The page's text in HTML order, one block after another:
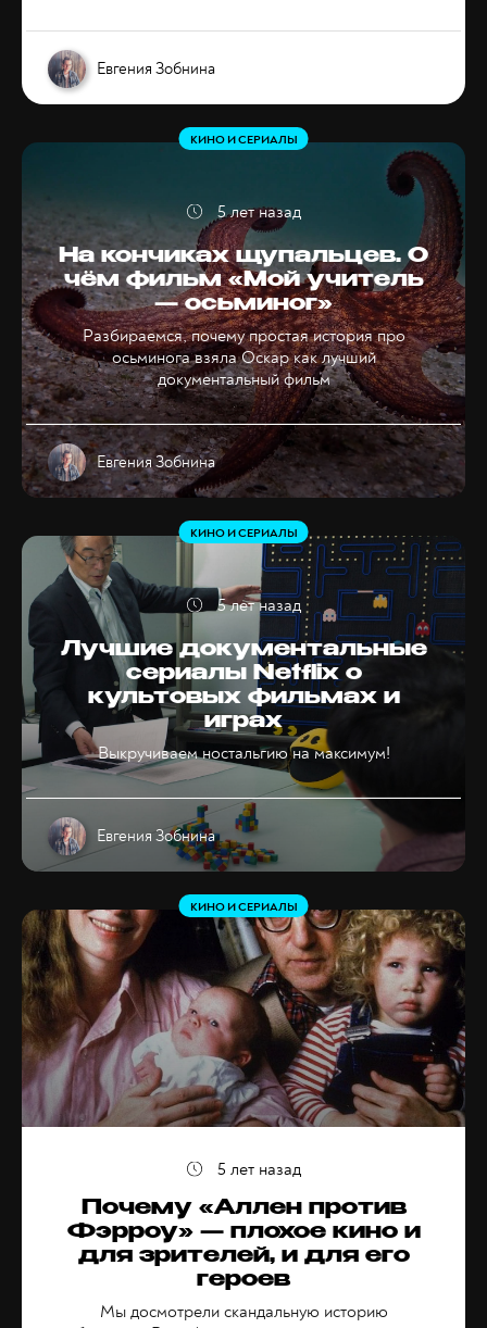
Евгения Зобнина
На кончиках щупальцев. О
чём фильм «Мой учитель
— осьминог»
Разбираемся, почему простая история про
осьминога взяла Оскар как лучший
документальный фильм
КИНО И СЕРИАЛЫ
Евгения Зобнина
5 лет назад
Лучшие документальные
сериалы Netflix о
культовых фильмах и
играх
Выкручиваем ностальгию на максимум!
КИНО И СЕРИАЛЫ
Евгения Зобнина
5 лет назад
Почему «‎Аллен против
Фэрроу»‎ — плохое кино и
для зрителей, и для его
героев
Мы досмотрели скандальную историю
КИНО И СЕРИАЛЫ
5 лет назад